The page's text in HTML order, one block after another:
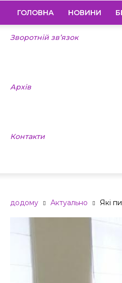
ГОЛОВНА НОВИНИ
Зворотній зв’язок
Архів
Контакти
додому Актуально Які